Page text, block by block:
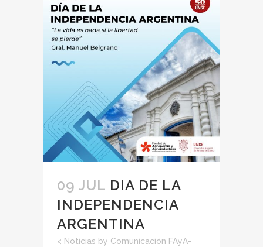
09 JUL DIA DE LA
INDEPENDENCIA
ARGENTINA
< Noticias by Comunicación FAyA-